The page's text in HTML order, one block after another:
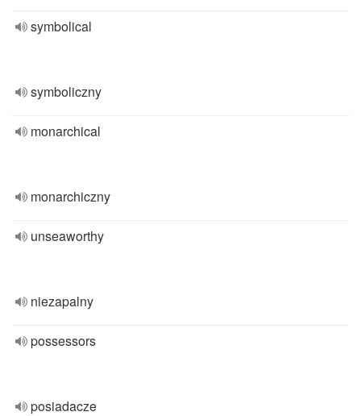
symbolical
symboliczny
monarchical
monarchiczny
unseaworthy
niezapalny
possessors
posiadacze